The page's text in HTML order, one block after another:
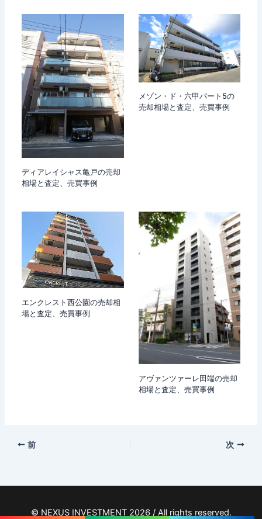
ディアレイシャス亀戸の売却
相場と査定、売買事例
メゾン・ド・六甲パート5の
売却相場と査定、売買事例
エンクレスト西公園の売却相
場と査定、売買事例
アヴァンツァーレ田端の売却
相場と査定、売買事例
前 次
© NEXUS INVESTMENT 2026 / All rights reserved.